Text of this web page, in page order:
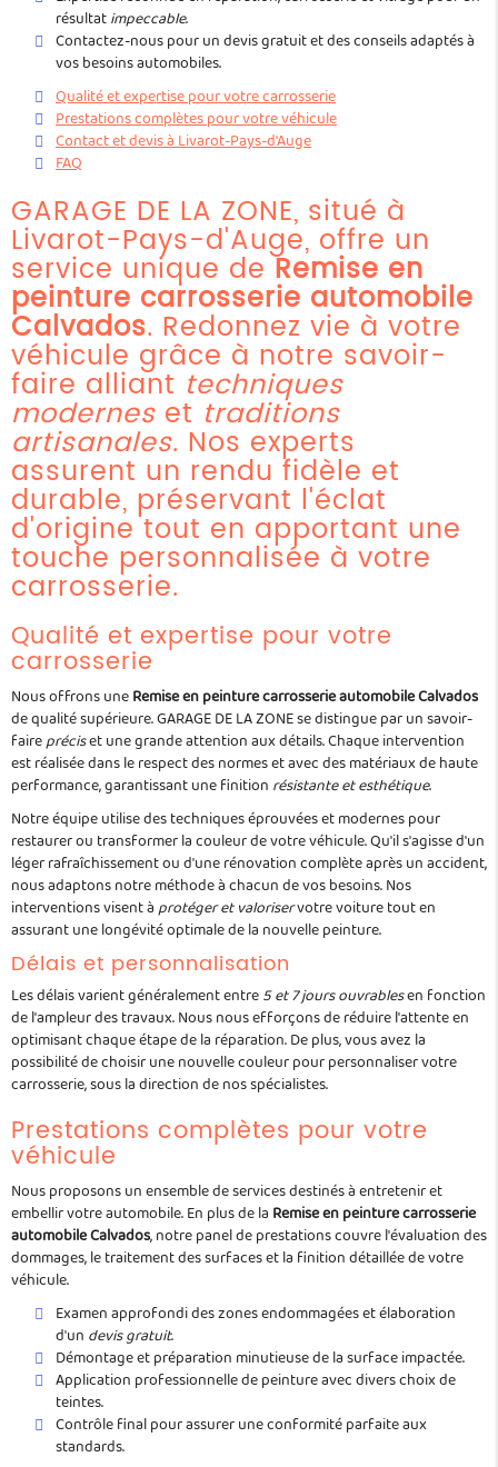
résultatimpeccable.
Contactez-nous pour un devis gratuit et des conseils adaptés à
vos besoins automobiles.
Qualité et expertise pour votre carrosserie
Prestations complètes pour votre véhicule
Contact et devis à Livarot-Pays-d'Auge
FAQ
GARAGE DE LA ZONE, situé à
Livarot-Pays-d'Auge, offre un
service unique deRemise en
peinture carrosserie automobile
Calvados. Redonnez vie à votre
véhicule grâce à notre savoir-
faire alliant techniques
modernes et traditions
artisanales. Nos experts
assurent un rendu fidèle et
durable, préservant l'éclat
d'origine tout en apportant une
touche personnalisée à votre
carrosserie.
Qualité et expertise pour votre
carrosserie
Nous offrons uneRemise en peinture carrosserie automobile Calvados
de qualité supérieure. GARAGE DE LA ZONE se distingue par un savoir-
fairepréciset une grande attention aux détails. Chaque intervention
est réalisée dans le respect des normes et avec des matériaux de haute
performance, garantissant une finition résistante et esthétique.
Notre équipe utilise des techniques éprouvées et modernes pour
restaurer ou transformer la couleur de votre véhicule. Qu'il s'agisse d'un
léger rafraîchissement ou d'une rénovation complète après un accident,
nous adaptons notre méthode à chacun de vos besoins. Nos
interventions visent àprotéger et valoriservotre voiture tout en
assurant une longévité optimale de la nouvelle peinture.
Délais et personnalisation
Les délais varient généralement entre5 et 7 jours ouvrablesen fonction
de l'ampleur des travaux. Nous nous efforçons de réduire l'attente en
optimisant chaque étape de la réparation. De plus, vous avez la
possibilité de choisir une nouvelle couleur pour personnaliser votre
carrosserie, sous la direction de nos spécialistes.
Prestations complètes pour votre
véhicule
Nous proposons un ensemble de services destinés à entretenir et
embellir votre automobile. En plus de la Remise en peinture carrosserie
automobile Calvados, notre panel de prestations couvre l'évaluation des
dommages, le traitement des surfaces et la finition détaillée de votre
véhicule.
Examen approfondi des zones endommagées et élaboration
d'un devis gratuit.
Démontage et préparation minutieuse de la surface impactée.
Application professionnelle de peinture avec divers choix de
teintes.
Contrôle final pour assurer une conformité parfaite aux
standards.